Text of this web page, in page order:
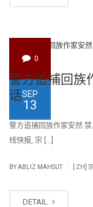
0
SEP
13
警方追捕回族
话
警方追捕回族作家安然
线快报, 宗 […]
BYABLIZ MAHSUT [:ZH]
DETAIL